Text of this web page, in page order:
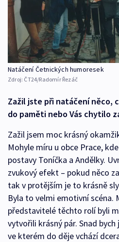
Natáčení Četnických humoresek
Zdroj: ČT24/Radomír Řezáč
Zažil jste při natáčení něco,
do paměti nebo Vás chytilo
Zažil jsem moc krásný
Mohyle míru u obce Prace,
postavy Toníčka a Andělky.
zvukový efekt – pokud něco
tak v protějším je to krásně
Byla to velmi emotivní scéna.
představitelé těchto rolí byli
vytvořili krásný pár. Snad
ve kterém do děje vchází